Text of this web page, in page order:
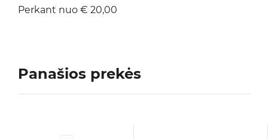
Perkant nuo € 20,00
Panašios prekės